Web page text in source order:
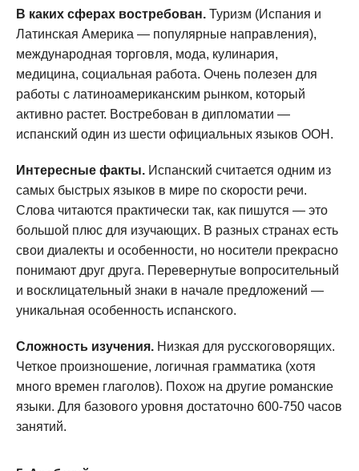
В каких сферах востребован. Туризм (Испания и
Латинская Америка — популярные направления),
международная торговля, мода, кулинария,
медицина, социальная работа. Очень полезен для
работы с латиноамериканским рынком, который
активно растет. Востребован в дипломатии —
испанский один из шести официальных языков ООН.
Интересные факты. Испанский считается одним из
самых быстрых языков в мире по скорости речи.
Слова читаются практически так, как пишутся — это
большой плюс для изучающих. В разных странах есть
свои диалекты и особенности, но носители прекрасно
понимают друг друга. Перевернутые вопросительный
и восклицательный знаки в начале предложений —
уникальная особенность испанского.
Сложность изучения. Низкая для русскоговорящих.
Четкое произношение, логичная грамматика (хотя
много времен глаголов). Похож на другие романские
языки. Для базового уровня достаточно 600-750 часов
занятий.